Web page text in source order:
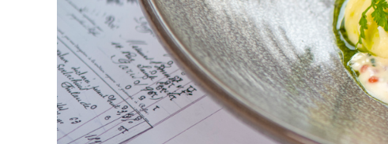
Autereentupa
Häät Serlachiuksella